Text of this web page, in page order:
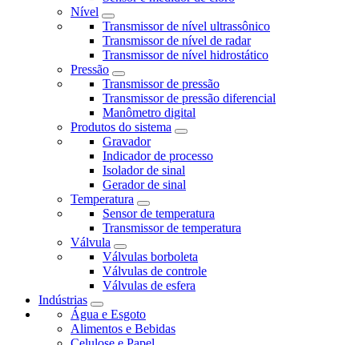
Nível
Transmissor de nível ultrassônico
Transmissor de nível de radar
Transmissor de nível hidrostático
Pressão
Transmissor de pressão
Transmissor de pressão diferencial
Manômetro digital
Produtos do sistema
Gravador
Indicador de processo
Isolador de sinal
Gerador de sinal
Temperatura
Sensor de temperatura
Transmissor de temperatura
Válvula
Válvulas borboleta
Válvulas de controle
Válvulas de esfera
Indústrias
Água e Esgoto
Alimentos e Bebidas